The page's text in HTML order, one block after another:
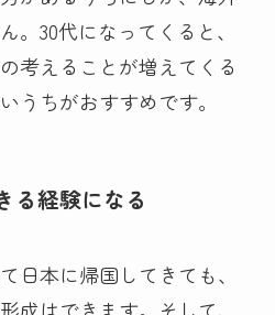
。30代になってくると、
考えることが増えてくる
うちがおすすめです。
る経験になる
日本に帰国してきても、